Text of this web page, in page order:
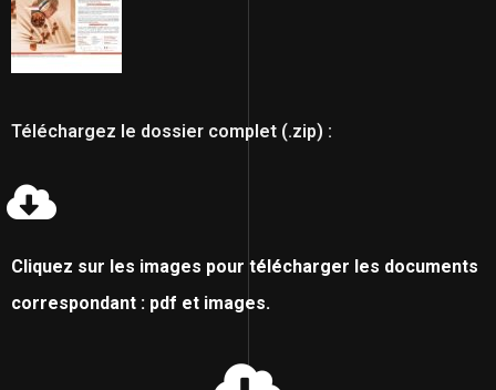
Téléchargez le dossier complet (.zip) :
Cliquez sur les images pour télécharger les documents
correspondant : pdf et images.